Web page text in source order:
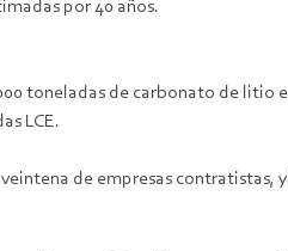
por 40 años.
toneladas de carbonato de litio
LCE.
de empresas contratistas,